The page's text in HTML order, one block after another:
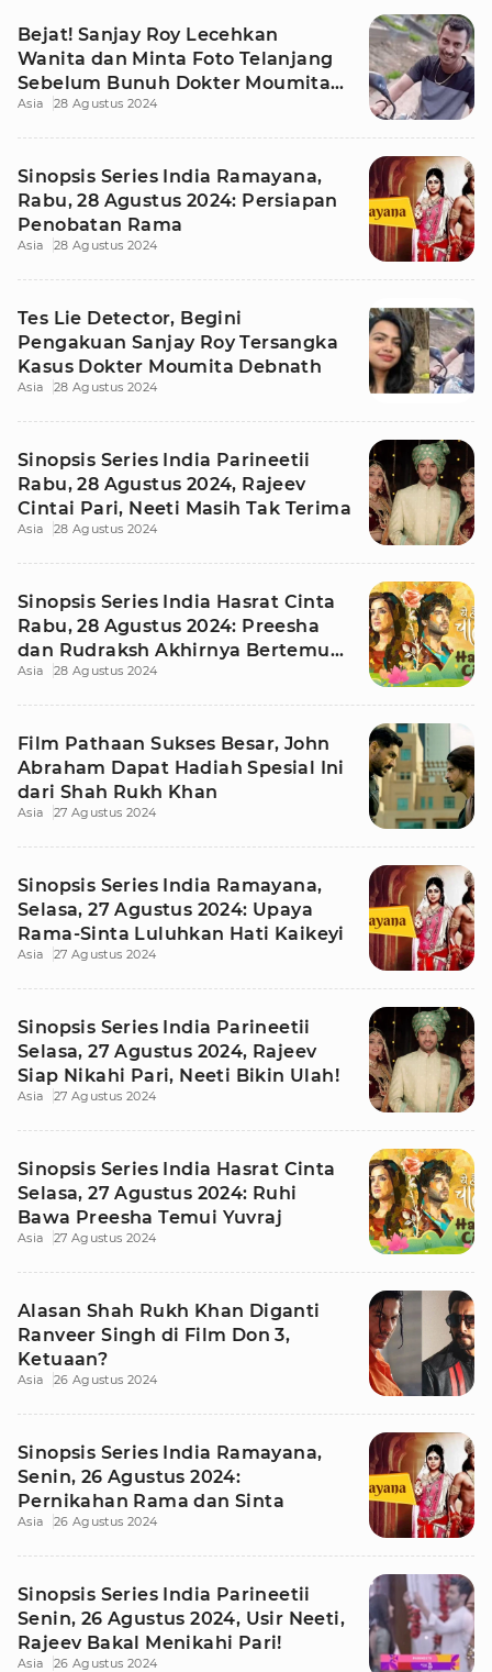
Bejat! Sanjay Roy Lecehkan
Wanita dan Minta Foto Telanjang
Sebelum Bunuh Dokter Moumita
Debnath
Asia 28 Agustus 2024
Sinopsis Series India Ramayana,
Rabu, 28 Agustus 2024: Persiapan
Penobatan Rama
Asia 28 Agustus 2024
Tes Lie Detector, Begini
Pengakuan Sanjay Roy Tersangka
Kasus Dokter Moumita Debnath
Asia 28 Agustus 2024
Sinopsis Series India Parineetii
Rabu, 28 Agustus 2024, Rajeev
Cintai Pari, Neeti Masih Tak Terima
Asia 28 Agustus 2024
Sinopsis Series India Hasrat Cinta
Rabu, 28 Agustus 2024: Preesha
dan Rudraksh Akhirnya Bertemu
Lagi
Asia 28 Agustus 2024
Film Pathaan Sukses Besar, John
Abraham Dapat Hadiah Spesial Ini
dari Shah Rukh Khan
Asia 27 Agustus 2024
Sinopsis Series India Ramayana,
Selasa, 27 Agustus 2024: Upaya
Rama-Sinta Luluhkan Hati Kaikeyi
Asia 27 Agustus 2024
Sinopsis Series India Parineetii
Selasa, 27 Agustus 2024, Rajeev
Siap Nikahi Pari, Neeti Bikin Ulah!
Asia 27 Agustus 2024
Sinopsis Series India Hasrat Cinta
Selasa, 27 Agustus 2024: Ruhi
Bawa Preesha Temui Yuvraj
Asia 27 Agustus 2024
Alasan Shah Rukh Khan Diganti
Ranveer Singh di Film Don 3,
Ketuaan?
Asia 26 Agustus 2024
Sinopsis Series India Ramayana,
Senin, 26 Agustus 2024:
Pernikahan Rama dan Sinta
Asia 26 Agustus 2024
Sinopsis Series India Parineetii
Senin, 26 Agustus 2024, Usir Neeti,
Rajeev Bakal Menikahi Pari!
Asia 26 Agustus 2024